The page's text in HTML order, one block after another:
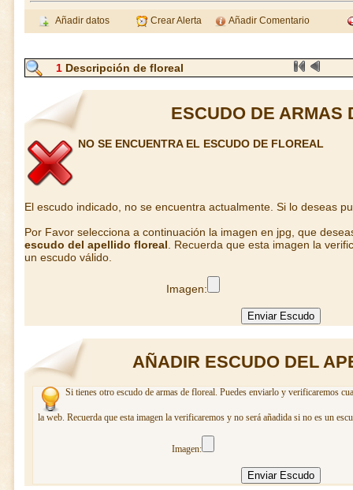
Añadir datos Crear Alerta Añadir Comentario
1 Descripción de floreal
ESCUDO DE ARMAS
NO SE ENCUENTRA EL ESCUDO DE FLOREAL
El escudo indicado, no se encuentra actualmente. Si lo deseas
Por Favor selecciona a continuación la imagen en jpg, que
escudo del apellido floreal . Recuerda que esta imagen la
un escudo válido.
Imagen:
AÑADIR ESCUDO DEL
Si tienes otro escudo de armas de floreal. Puedes enviarlo y verificaremos
la web. Recuerda que esta imagen la verificaremos y no será añadida si no es un
Imagen: